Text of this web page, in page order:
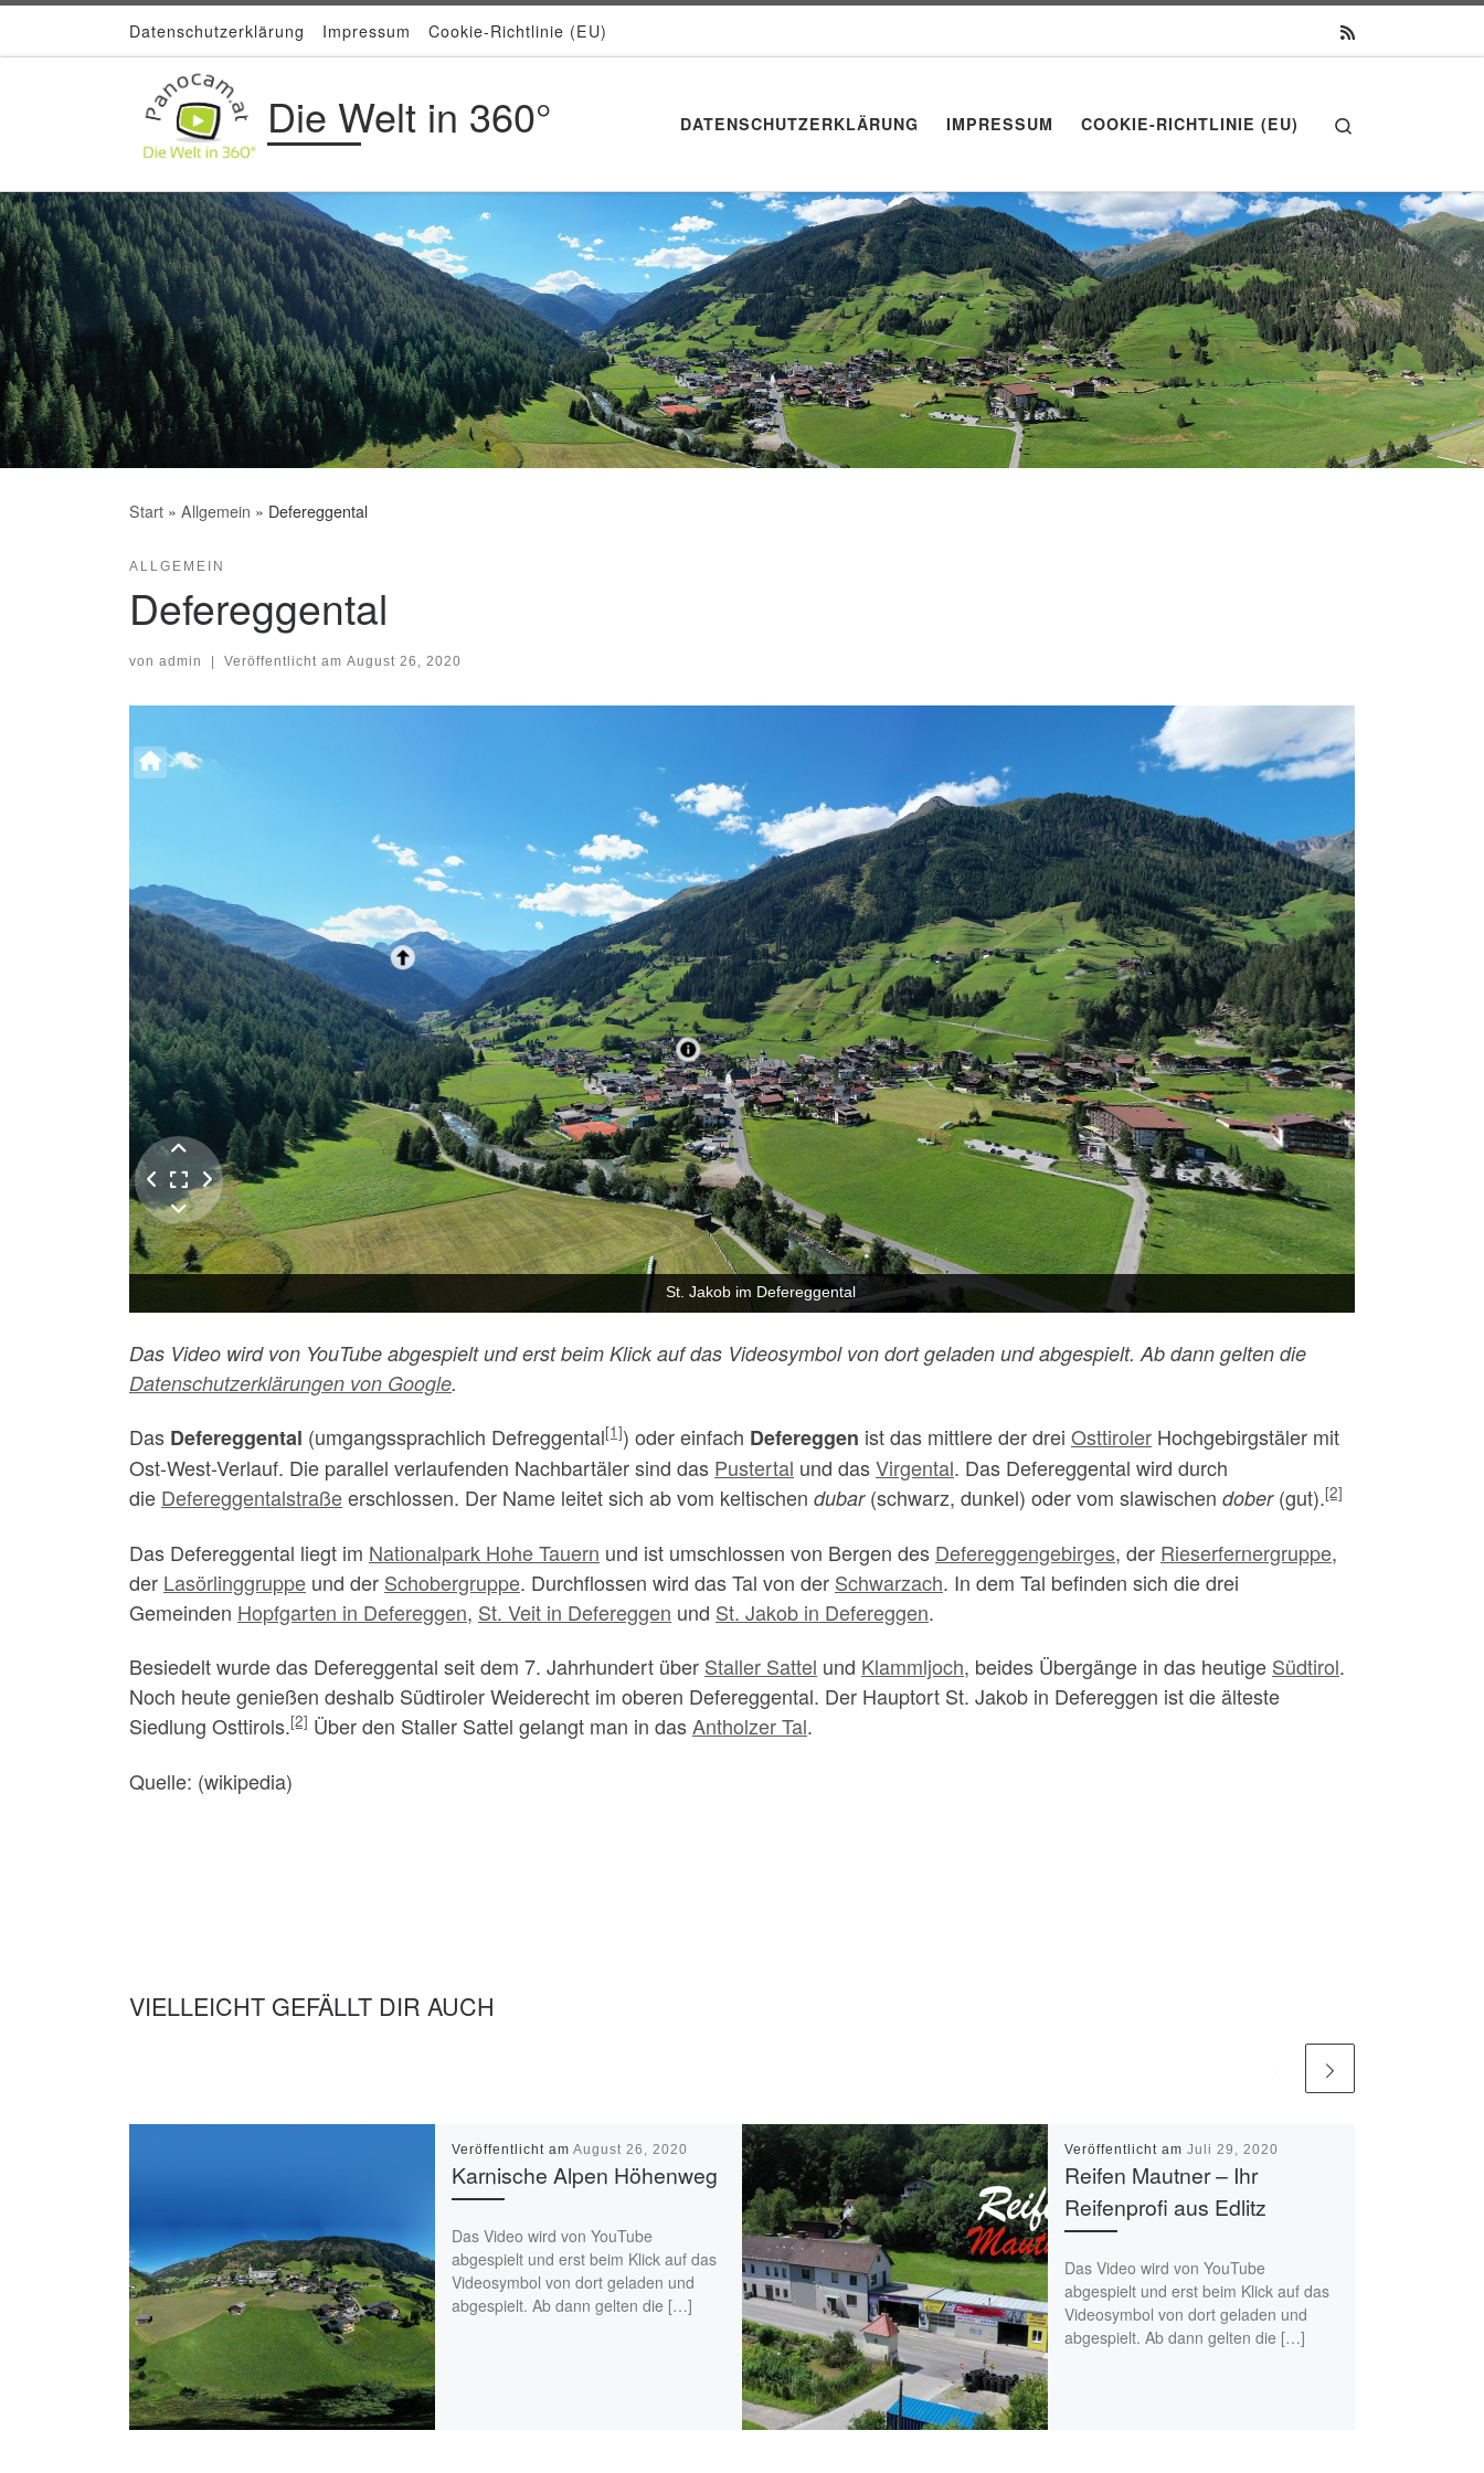
Zum Inhalt springenDatenschutzerklärung Impressum Cookie-Richtlinie (EU)
Die Welt in 360° DATENSCHUTZERKLÄRUNG IMPRESSUM COOKIE-RICHTLINIE (EU)
Start » Allgemein » Defereggental
ALLGEMEIN
Defereggental
von admin Veröffentlicht am August 26, 2020
St. Jakob im Defereggental
Das Video wird von YouTube abgespielt und erst beim Klick auf das Videosymbol von dort geladen und abgespielt. Ab dann gelten die
Datenschutzerklärungen von Google.
Das Defereggental (umgangssprachlich Defreggental[1]) oder einfach Defereggen ist das mittlere der drei Osttiroler Hochgebirgstäler mit
Ost-West-Verlauf. Die parallel verlaufenden Nachbartäler sind das Pustertal und dasVirgental. Das Defereggental wird durch
die Defereggentalstraßeerschlossen. Der Name leitet sich ab vom keltischen dubar(schwarz, dunkel) oder vom slawischen dober(gut).[2]
Das Defereggental liegt im Nationalpark Hohe Tauern und ist umschlossen von Bergen des Defereggengebirges, der Rieserfernergruppe,
der Lasörlinggruppe und der Schobergruppe. Durchflossen wird das Tal von der Schwarzach. In dem Tal befinden sich die drei
Gemeinden Hopfgarten in Defereggen, St. Veit in Defereggen und St. Jakob in Defereggen.
Besiedelt wurde das Defereggental seit dem 7. Jahrhundert über Staller Sattel und Klammljoch, beides Übergänge in das heutige Südtirol.
Noch heute genießen deshalb Südtiroler Weiderecht im oberen Defereggental. Der Hauptort St. Jakob in Defereggen ist die älteste
Siedlung Osttirols.[2] Über den Staller Sattel gelangt man in dasAntholzer Tal.
Quelle: (wikipedia)
VIELLEICHT GEFÄLLT DIR AUCH
Veröffentlicht am August 26, 2020
Karnische Alpen Höhenweg
Das Video wird von YouTube
abgespielt und erst beim Klick auf das
Videosymbol von dort geladen und
abgespielt. Ab dann gelten die […]
Veröffentlicht am Juli 29, 2020
Reifen Mautner – Ihr
Reifenprofi aus Edlitz
Das Video wird von YouTube
abgespielt und erst beim Klick auf das
Videosymbol von dort geladen und
abgespielt. Ab dann gelten die […]